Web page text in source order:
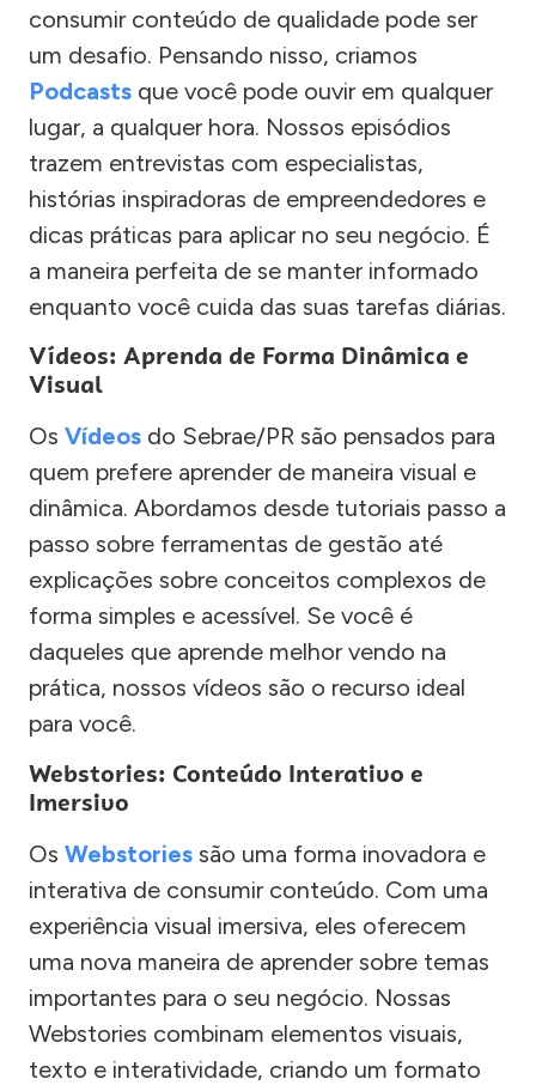
consumir conteúdo de qualidade pode ser
um desafio. Pensando nisso, criamos
Podcasts que você pode ouvir em qualquer
lugar, a qualquer hora. Nossos episódios
trazem entrevistas com especialistas,
histórias inspiradoras de empreendedores e
dicas práticas para aplicar no seu negócio. É
a maneira perfeita de se manter informado
enquanto você cuida das suas tarefas diárias.
Vídeos: Aprenda de Forma Dinâmica e
Visual
Os Vídeos do Sebrae/PR são pensados para
quem prefere aprender de maneira visual e
dinâmica. Abordamos desde tutoriais passo a
passo sobre ferramentas de gestão até
explicações sobre conceitos complexos de
forma simples e acessível. Se você é
daqueles que aprende melhor vendo na
prática, nossos vídeos são o recurso ideal
para você.
Webstories: Conteúdo Interativo e
Imersivo
Os Webstories são uma forma inovadora e
interativa de consumir conteúdo. Com uma
experiência visual imersiva, eles oferecem
uma nova maneira de aprender sobre temas
importantes para o seu negócio. Nossas
Webstories combinam elementos visuais,
texto e interatividade, criando um formato